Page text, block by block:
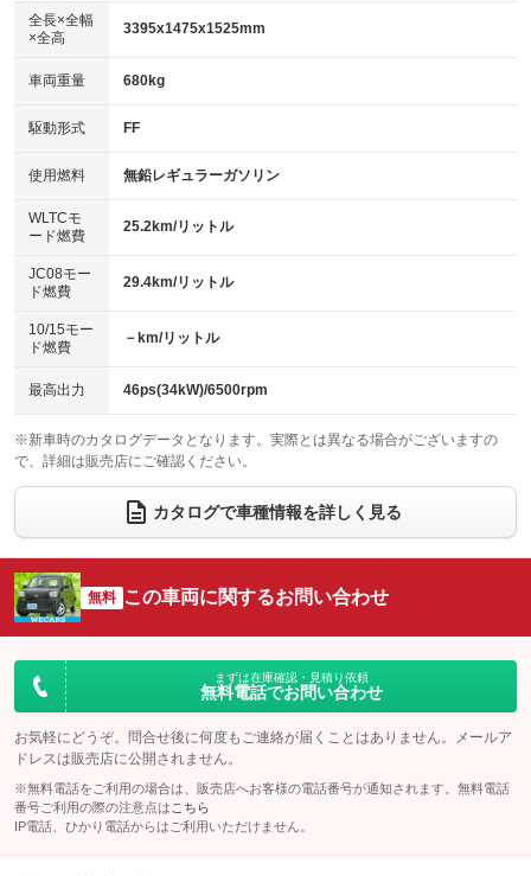
：装備なし
パワーウィンドウ
アイドリングストップ
：装備あり
USB入力端子
：装備なし
100V電源
：装備なし
センターデフロック
：装備なし
電動格納ミラー
：装備あり
：装備なし
革シート
キーレス
HID(キセノンライト)
：装備なし
バックカメラ
：装備なし
エアロ
：装備なし
：装備なし
パワーシート
ベンチシート
：装備なし
チップアップシート
：装備なし
：装備なし ：装備あり
ウォークスルー
：装備なし
電動リアゲート フロントカメラ
：装備なし
：装備なし ：装備なし
サイドカメラ
：装備なし ルーフレール
：装備なし
：装備なし
：装備なし
全長×全幅
×全高
3395x1475x1525mm
車両重量 680kg
駆動形式 FF
使用燃料 無鉛レギュラーガソリン
WLTCモ
ード燃費
25.2km/リットル
JC08モー
ド燃費
29.4km/リットル
10/15モー
ド燃費
－km/リットル
最高出力 46ps(34kW)/6500rpm
※新車時のカタログデータとなります。実際とは異なる場合がございますの
で、詳細は販売店にご確認ください。
カタログで車種情報を詳しく見る
無料 この車両に関するお問い合わせ
まずは在庫確認・見積り依頼
無料電話でお問い合わせ
お気軽にどうぞ。問合せ後に何度もご連絡が届くことはありません。メールア
ドレスは販売店に公開されません。
※無料電話をご利用の場合は、販売店へお客様の電話番号が通知されます。無料電話
番号ご利用の際の注意点は こちら
IP電話、ひかり電話からはご利用いただけません。